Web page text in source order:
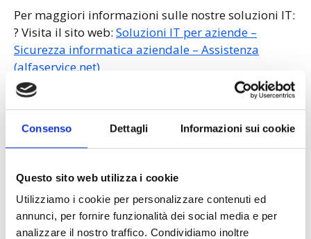
Consenso Dettagli Informazioni sui cookie
Questo sito web utilizza i cookie
Utilizziamo i cookie per personalizzare contenuti ed
annunci, per fornire funzionalità dei social media e per
analizzare il nostro traffico. Condividiamo inoltre
Per maggiori informazioni sulle nostre soluzioni IT:
? Visita il sito web: Soluzioni IT per aziende –
Sicurezza informatica aziendale – Assistenza
(alfaservice.net)
? Contatta il nostro responsabile:
maurizio.benedetti@alfaservice.net
aziendali/world-backup-day-2022-cruciale-
proteggere-i-dati-aziendali-con-un-approccio-
zero-trust/